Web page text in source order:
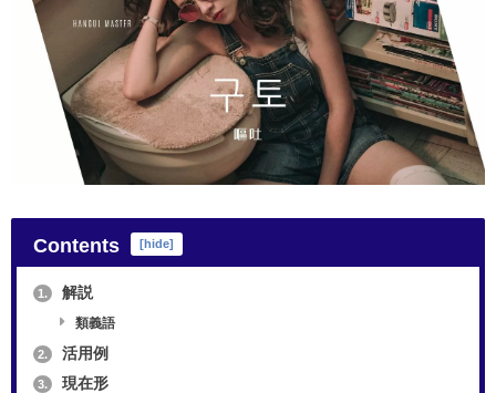
Contents [hide]
1. 解説
類義語
2. 活用例
3. 現在形